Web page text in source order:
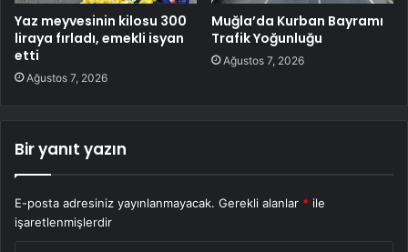
Yaz meyvesinin kilosu 300
liraya fırladı, emekli isyan
etti
Ağustos 7, 2026
Muğla’da Kurban Bayramı
Trafik Yoğunluğu
Ağustos 7, 2026
Bir yanıt yazın
E-posta adresiniz yayınlanmayacak. Gerekli alanlar * ile
işaretlenmişlerdir